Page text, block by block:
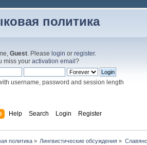
политика
Guest. Please login orregister.
miss youractivation email?
username, password and session length
Help Search Login Register
политика» Лингвистические обсуждения »